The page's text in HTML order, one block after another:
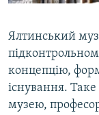
Усі сайти
Ялтинський
концепцію,
існування.
музею, професор